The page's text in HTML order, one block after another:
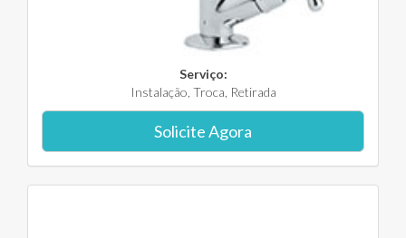
Serviço:
Instalação, Troca, Retirada
Solicite Agora